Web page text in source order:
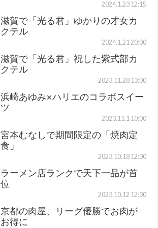
2024.1.23 12:15
滋賀で「光る君」ゆかりの才女カ
クテル
2024.1.21 20:00
滋賀で「光る君」祝した紫式部カ
クテル
2023.11.28 13:00
浜崎あゆみ×ハリエのコラボスイー
ツ
2023.11.1 10:00
宮本むなしで期間限定の「焼肉定
食」
2023.10.18 12:00
ラーメン店ランクで天下一品が首
位
2023.10.12 12:30
京都の肉屋、リーグ優勝でお肉が
お得に